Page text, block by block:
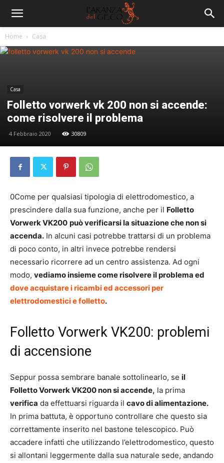
Home Casa
Casa
Folletto vorwerk vk 200 non si accende:
come risolvere il problema
4 Febbraio 2020 30809
0Come per qualsiasi tipologia di elettrodomestico, a
prescindere dalla sua funzione, anche per il Folletto
Vorwerk VK200 può verificarsi la situazione che non si
accenda. In alcuni casi potrebbe trattarsi di un problema
di poco conto, in altri invece potrebbe rendersi
necessario ricorrere ad un centro assistenza. Ad ogni
modo, vediamo insieme come risolvere il problema ed
dove acquistare i ricambi ed accessori per
elettrodomestici e folletto.
Folletto Vorwerk VK200: problemi
di accensione
Seppur possa sembrare banale sottolinearlo, se il
Folletto Vorwerk VK200 non si accende, la prima
verifica da effettuarsi riguarda il cavo di alimentazione.
In prima battuta, è opportuno controllare che questo sia
correttamente inserito nel bastone telescopico. Può
accadere infatti che utilizzando l’elettrodomestico, questo
si allontani leggermente dalla sua naturale sede, andando